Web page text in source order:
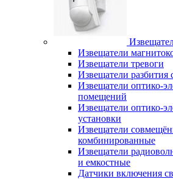
Извещатели
Извещатели тревоги
Извещатели разбития
Извещатели оптико-
помещений
Извещатели оптико-
установки
Извещатели
комбинированные
Извещатели
и емкостные
Датчики включения